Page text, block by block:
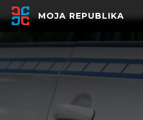
MOJA REPUBLIKA